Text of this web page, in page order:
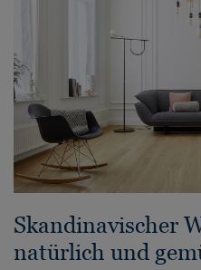
Skandinavischer
natürlich und